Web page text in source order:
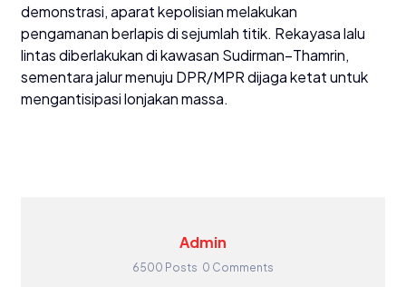
demonstrasi, aparat kepolisian melakukan
pengamanan berlapis di sejumlah titik. Rekayasa lalu
lintas diberlakukan di kawasan Sudirman–Thamrin,
sementara jalur menuju DPR/MPR dijaga ketat untuk
mengantisipasi lonjakan massa.
Admin
6500 Posts 0 Comments